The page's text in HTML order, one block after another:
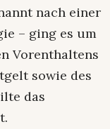
nach einer
– ging es um
Vorenthaltens
sowie des
das